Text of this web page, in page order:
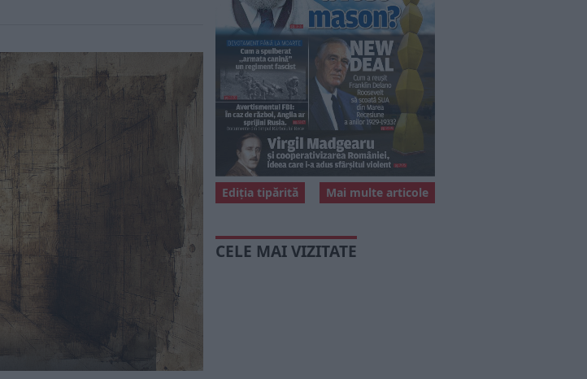
Mai multe articole
Ediția tipărită
CELE MAI VIZITATE